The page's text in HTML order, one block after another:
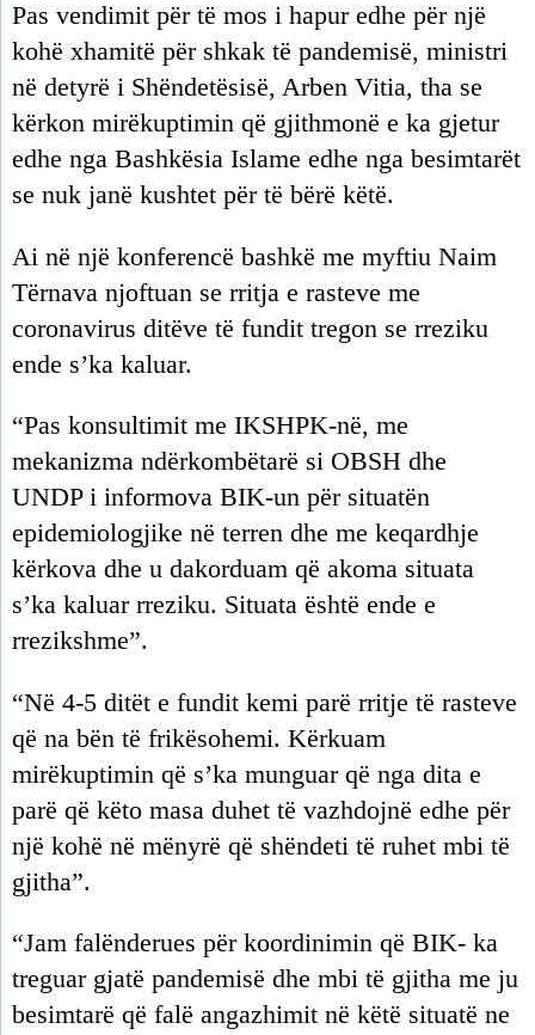
Pas vendimit për të mos i hapur edhe për një
kohë xhamitë për shkak të pandemisë, ministri
në detyrë i Shëndetësisë, Arben Vitia, tha se
kërkon mirëkuptimin që gjithmonë e ka gjetur
edhe nga Bashkësia Islame edhe nga besimtarët
se nuk janë kushtet për të bërë këtë.
Ai në një konferencë bashkë me myftiu Naim
Tërnava njoftuan se rritja e rasteve me
coronavirus ditëve të fundit tregon se rreziku
ende s’ka kaluar.
“Pas konsultimit me IKSHPK-në, me
mekanizma ndërkombëtarë si OBSH dhe
UNDP i informova BIK-un për situatën
epidemiologjike në terren dhe me keqardhje
kërkova dhe u dakorduam që akoma situata
s’ka kaluar rreziku. Situata është ende e
rrezikshme”.
“Në 4-5 ditët e fundit kemi parë rritje të rasteve
që na bën të frikësohemi. Kërkuam
mirëkuptimin që s’ka munguar që nga dita e
parë që këto masa duhet të vazhdojnë edhe për
një kohë në mënyrë që shëndeti të ruhet mbi të
gjitha”.
“Jam falënderues për koordinimin që BIK- ka
treguar gjatë pandemisë dhe mbi të gjitha me ju
besimtarë që falë angazhimit në këtë situatë ne